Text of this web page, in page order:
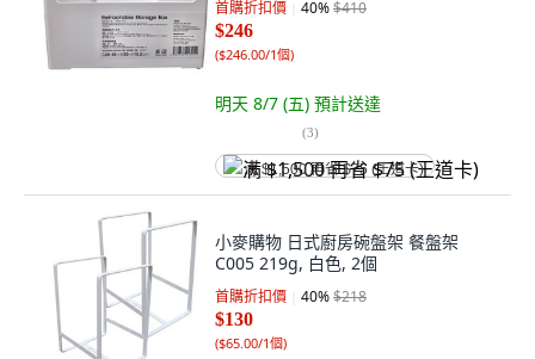
首購折扣價 40%$410
$246
($246.00/1個)
明天 8/7 (五) 預計送達
(3)
满 $1,500 再省 $75 (王道卡)
小麥購物 日式廚房碗盤架 餐盤架
C005 219g, 白色, 2個
首購折扣價 40%$218
$130
($65.00/1個)